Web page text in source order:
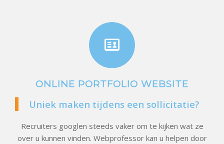
ONLINE PORTFOLIO WEBSITE
Uniek maken tijdens een sollicitatie?
Recruiters googlen steeds vaker om te kijken wat ze
over u kunnen vinden. Webprofessor kan u helpen door